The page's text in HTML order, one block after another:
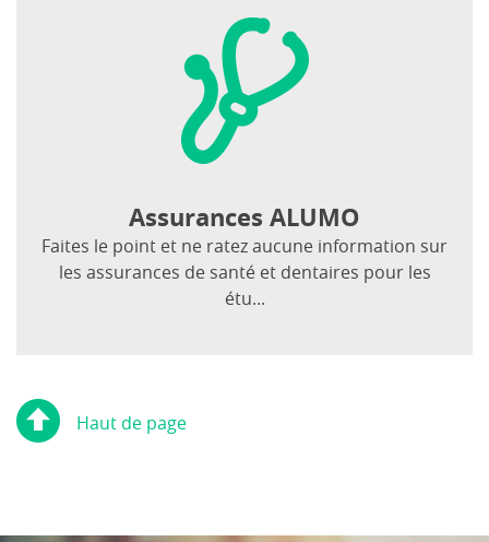
Assurances ALUMO
Faites le point et ne ratez aucune information sur
les assurances de santé et dentaires pour les
étu...
Haut de page